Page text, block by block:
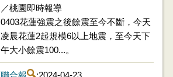
／桃園即時報導
0403花蓮強震之後餘震至今不斷，今天
凌晨花蓮2起規模6以上地震，至今天下
午大小餘震100...。